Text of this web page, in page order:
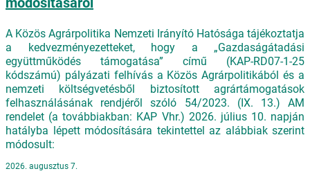
A Közös Agrárpolitika Nemzeti Irányító Hatósága tájékoztatja
a kedvezményezetteket, hogy a „Gazdaságátadási
együttműködés támogatása” című (KAP-RD07-1-25
kódszámú) pályázati felhívás a Közös Agrárpolitikából és a
nemzeti költségvetésből biztosított agrártámogatások
felhasználásának rendjéről szóló 54/2023. (IX. 13.) AM
rendelet (a továbbiakban: KAP Vhr.) 2026. július 10. napján
hatályba lépett módosítására tekintettel az alábbiak szerint
módosult:
2026. augusztus 7.